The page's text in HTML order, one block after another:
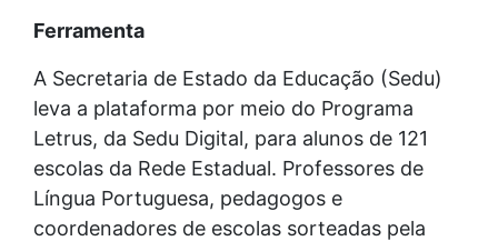
Ferramenta
A Secretaria de Estado da Educação (Sedu)
leva a plataforma por meio do Programa
Letrus, da Sedu Digital, para alunos de 121
escolas da Rede Estadual. Professores de
Língua Portuguesa, pedagogos e
coordenadores de escolas sorteadas pela